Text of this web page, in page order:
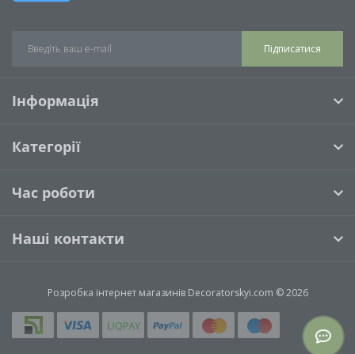
Підписатися
Інформація
Категорії
Час роботи
Наші контакти
Розробка інтернет магазинівDecoratorskyi.com © 2026